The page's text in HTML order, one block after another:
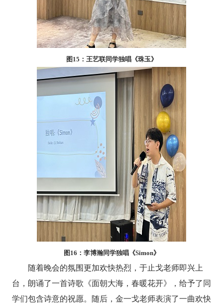
图 15 ：王艺联同学独唱《珠玉》
图 16 ：李博瀚同学独唱《Simon》
随着晚会的氛围更加欢快热烈，于止戈老师即兴上
台，朗诵了一首诗歌《面朝大海，春暖花开》，给予了同
学们包含诗意的祝愿。随后，金一戈老师表演了一曲欢快